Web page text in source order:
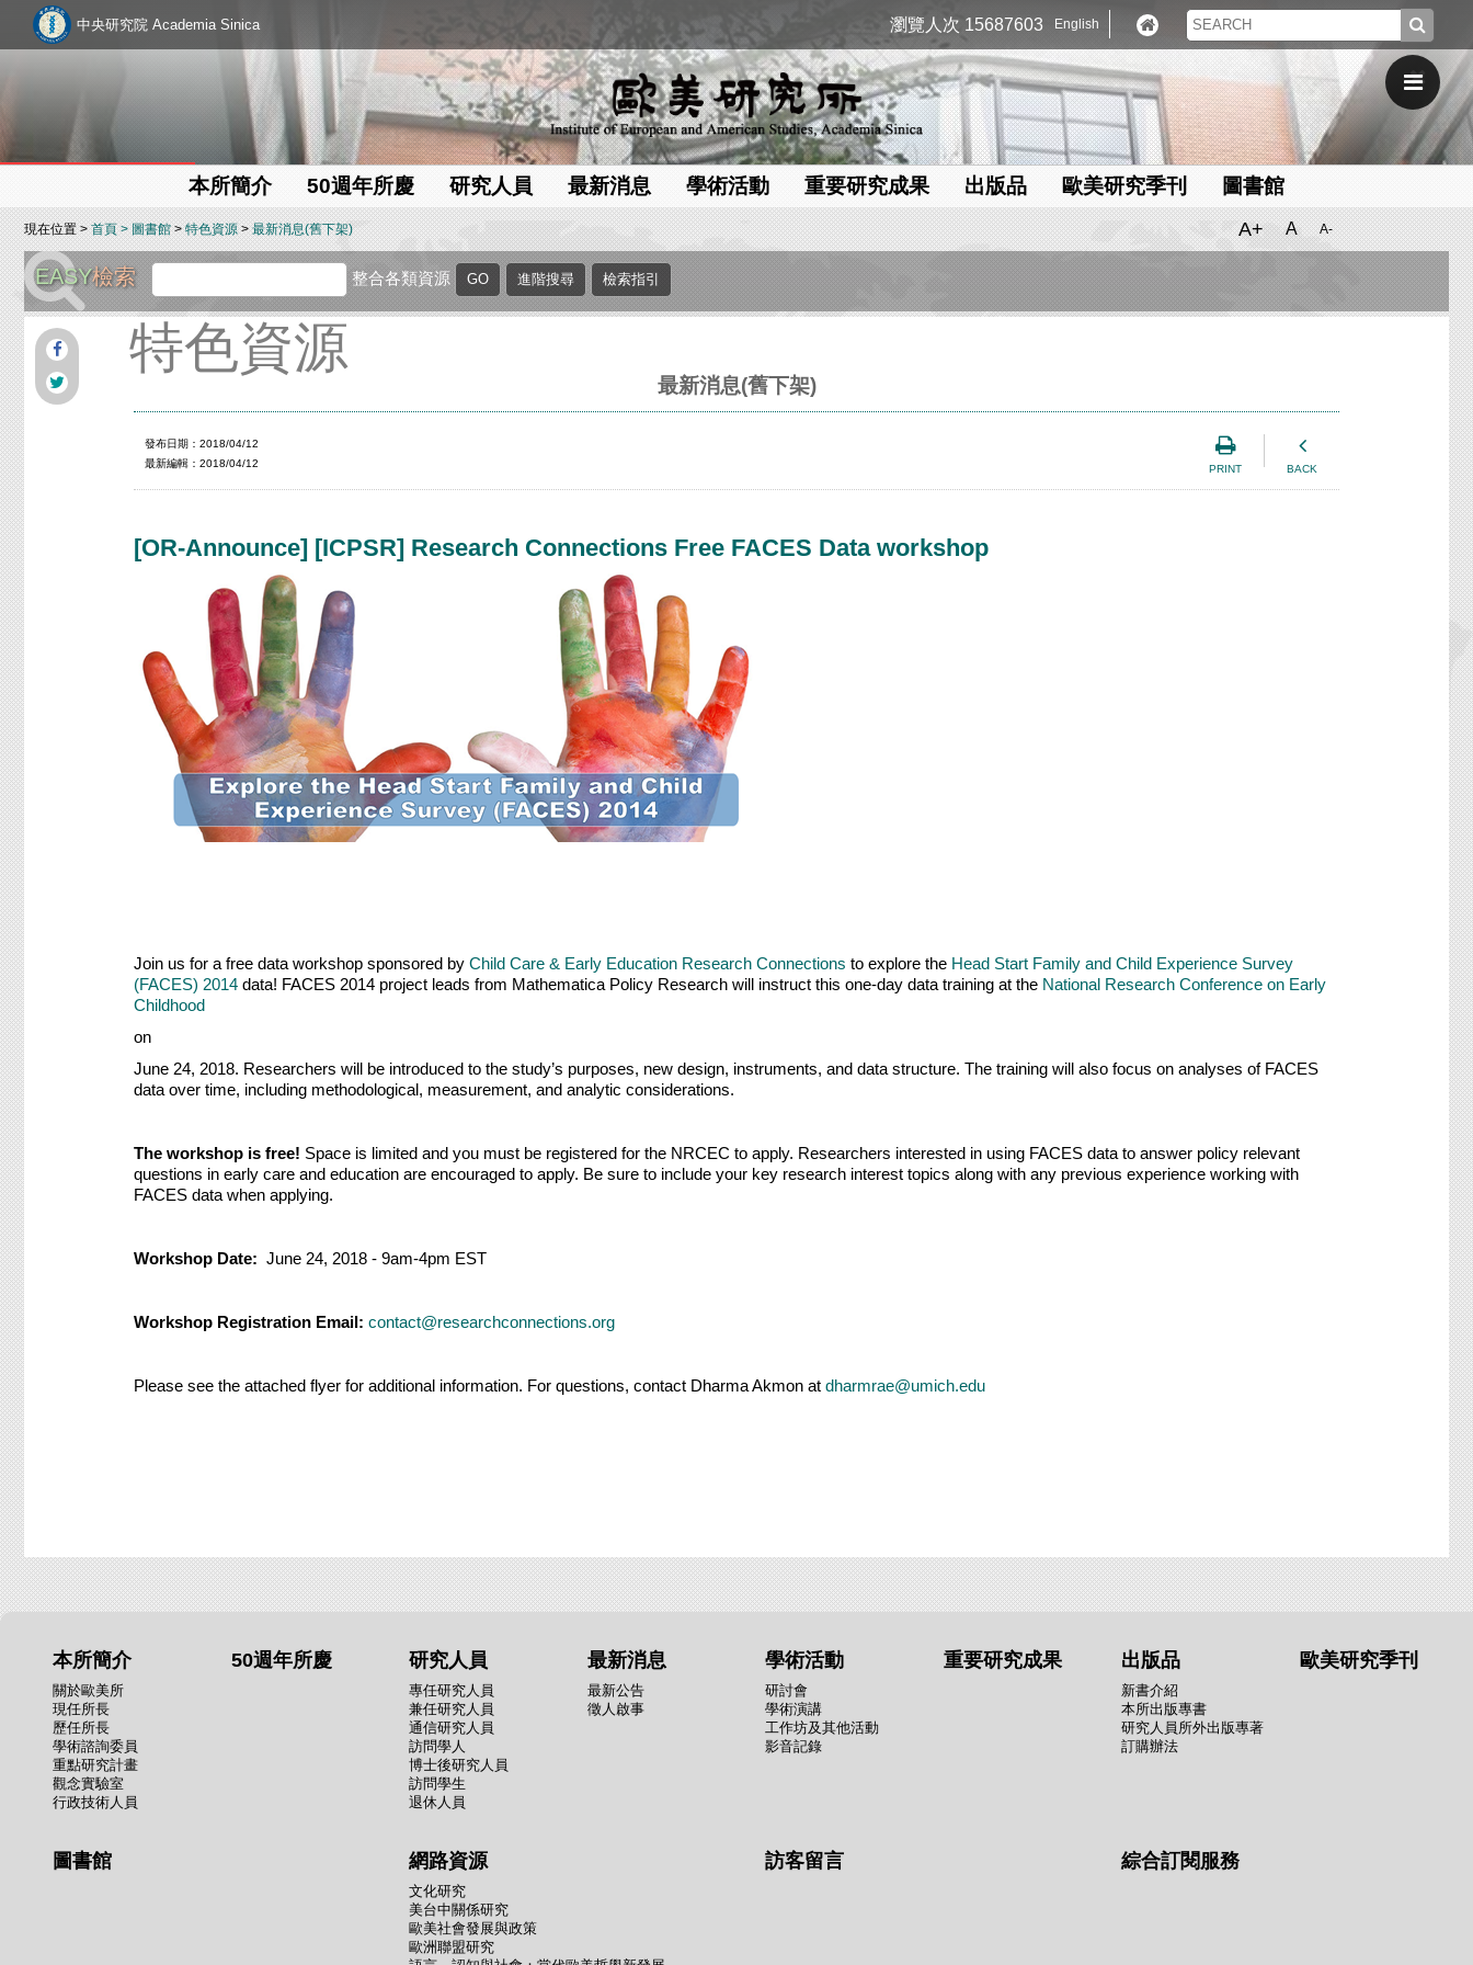
中央研究院 Academia Sinica 瀏覽人次 15687603 English
本所簡介 50週年所慶 研究人員 最新消息 學術活動 重要研究成果 出版品 歐美研究季刊 圖書館
現在位置 >首頁 >圖書館>特色資源>最新消息(舊下架) A+ A A-
EASY檢索 整合各類資源
特色資源
最新消息(舊下架)
PRINT BACK
發布日期：2018/04/12
最新編輯：2018/04/12
[OR-Announce] [ICPSR] Research Connections Free FACES Data workshop
Join us for a free data workshop sponsored by Child Care & Early Education Research Connections to explore the Head Start Family and Child Experience Survey
(FACES) 2014 data! FACES 2014 project leads from Mathematica Policy Research will instruct this one-day data training at the National Research Conference on Early
Childhood
​on ​
June 24, 2018. Researchers will be introduced to the study’s purposes, new design, instruments, and data structure. The training will also focus on analyses of FACES
data over time, including methodological, measurement, and analytic considerations.
The workshop is free! Space is limited and you must be registered for the NRCEC to apply. Researchers interested in using FACES data to answer policy relevant
questions in early care and education are encouraged to apply. Be sure to include your key research interest topics along with any previous experience working with
FACES data when applying.
Workshop Date: June 24, 2018 - 9am-4pm EST
Workshop Registration Email: contact@researchconnections.org
Please see the attached flyer for additional information. For questions, contact Dharma Akmon at dharmrae@umich.edu
本所簡介
關於歐美所
現任所長
歷任所長
學術諮詢委員
重點研究計畫
觀念實驗室
行政技術人員
50週年所慶 研究人員
專任研究人員
兼任研究人員
通信研究人員
訪問學人
博士後研究人員
訪問學生
退休人員
最新消息
最新公告
徵人啟事
學術活動
研討會
學術演講
工作坊及其他活動
影音記錄
重要研究成果 出版品
新書介紹
本所出版專書
研究人員所外出版專著
訂購辦法
歐美研究季刊
圖書館 網路資源
文化研究
美台中關係研究
歐美社會發展與政策
歐洲聯盟研究
訪客留言 綜合訂閱服務